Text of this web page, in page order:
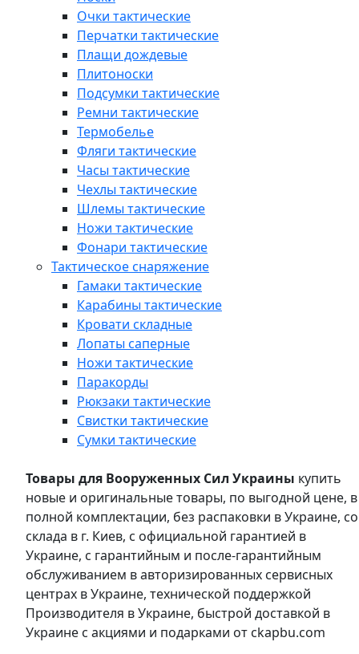
Очки тактические
Перчатки тактические
Плащи дождевые
Плитоноски
Подсумки тактические
Ремни тактические
Термобелье
Фляги тактические
Часы тактические
Чехлы тактические
Шлемы тактические
Ножи тактические
Фонари тактические
Тактическое снаряжение
Гамаки тактические
Карабины тактические
Кровати складные
Лопаты саперные
Ножи тактические
Паракорды
Рюкзаки тактические
Свистки тактические
Сумки тактические
Товары для Вооруженных Сил Украины купить
новые и оригинальные товары, по выгодной цене, в
полной комплектации, без распаковки в Украине, со
склада в г. Киев, с официальной гарантией в
Украине, с гарантийным и после-гарантийным
обслуживанием в авторизированных сервисных
центрах в Украине, технической поддержкой
Производителя в Украине, быстрой доставкой в
Украине с акциями и подарками от ckapbu.com